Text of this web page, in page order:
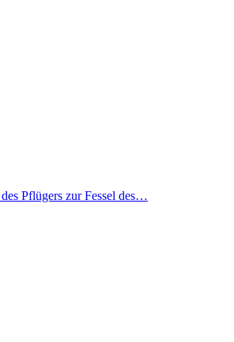
Pflügers zur Fessel des…